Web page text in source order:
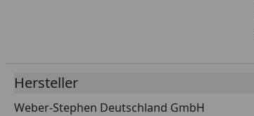
Hersteller
Weber-Stephen Deutschland GmbH